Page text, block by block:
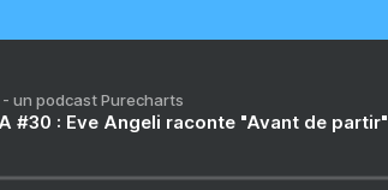
- un podcast Purecharts
A #30 : Eve Angeli raconte "Avant de partir"